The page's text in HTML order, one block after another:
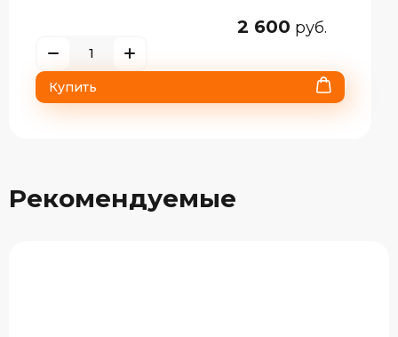
2 600 руб.
Купить
Рекомендуемые